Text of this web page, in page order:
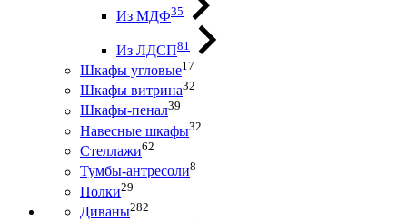
Из МДФ35
Из ЛДСП81
Шкафы угловые17
Шкафы витрина32
Шкафы-пенал39
Навесные шкафы32
Стеллажи62
Тумбы-антресоли8
Полки29
Диваны282